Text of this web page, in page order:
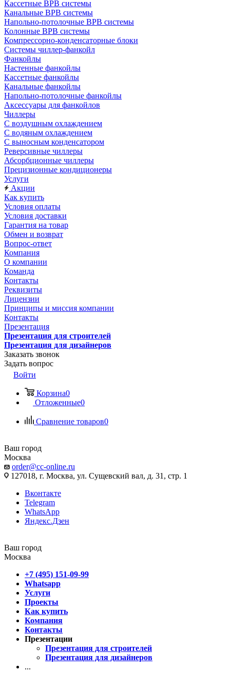
Кассетные ВРВ системы
Канальные ВРВ системы
Напольно-потолочные ВРВ системы
Колонные ВРВ системы
Компрессорно-конденсаторные блоки
Системы чиллер-фанкойл
Фанкойлы
Настенные фанкойлы
Кассетные фанкойлы
Канальные фанкойлы
Напольно-потолочные фанкойлы
Аксессуары для фанкойлов
Чиллеры
С воздушным охлаждением
С водяным охлаждением
С выносным конденсатором
Реверсивные чиллеры
Абсорбционные чиллеры
Прецизионные кондиционеры
Услуги
Акции
Как купить
Условия оплаты
Условия доставки
Гарантия на товар
Обмен и возврат
Вопрос-ответ
Компания
О компании
Команда
Контакты
Реквизиты
Лицензии
Принципы и миссия компании
Контакты
Презентация
Презентация для строителей
Презентация для дизайнеров
Заказать звонок
Задать вопрос
Войти
Корзина0
Отложенные0
Сравнение товаров0
Ваш город
Москва
order@cc-online.ru
127018, г. Москва, ул. Сущевский вал, д. 31, стр. 1
Вконтакте
Telegram
WhatsApp
Яндекс.Дзен
Ваш город
Москва
+7 (495) 151-09-99
Whatsapp
Услуги
Проекты
Как купить
Компания
Контакты
Презентации
Презентация для строителей
Презентация для дизайнеров
...